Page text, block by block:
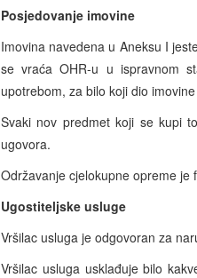
Posjedovanje imovine
Imovina navedena u Aneksu I
se vraća OHR-u u ispravnom
upotrebom, za bilo koji dio
Svaki nov predmet koji se kupi
ugovora.
Održavanje cjelokupne opreme je
Ugostiteljske usluge
Vršilac usluga je odgovoran za
Vršilac usluga usklađuje bilo